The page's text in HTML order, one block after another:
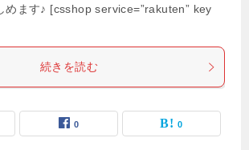
めます♪ [csshop service=”rakuten” key
続きを読む
0 0